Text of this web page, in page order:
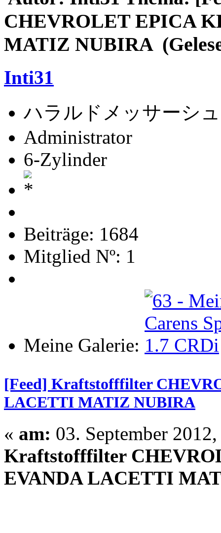
CHEVROLET EPICA
MATIZ NUBIRA
Inti31
ハラルドメッサーシ
Administrator
6-Zylinder
Beiträge: 1684
Mitglied Nº: 1
Meine Galerie:
[Feed] Kraftstofffilter
LACETTI MATIZ NUBIRA
« am: 03. September
Kraftstofffilter
EVANDA LACETTI